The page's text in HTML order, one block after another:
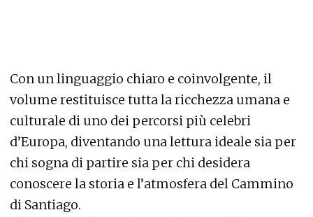
Con un linguaggio chiaro e coinvolgente, il
volume restituisce tutta la ricchezza umana e
culturale di uno dei percorsi più celebri
d’Europa, diventando una lettura ideale sia per
chi sogna di partire sia per chi desidera
conoscere la storia e l’atmosfera del Cammino
di Santiago.